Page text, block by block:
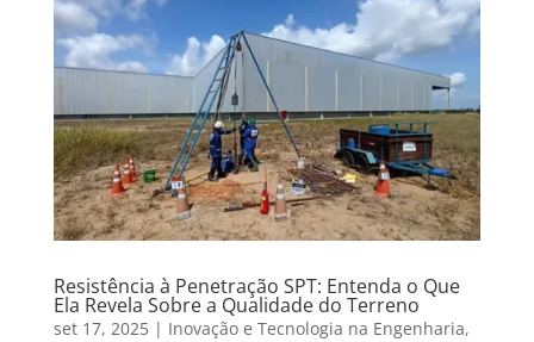
Resistência à Penetração SPT: Entenda o Que
Ela Revela Sobre a Qualidade do Terreno
set 17, 2025| Inovação e Tecnologia na Engenharia,